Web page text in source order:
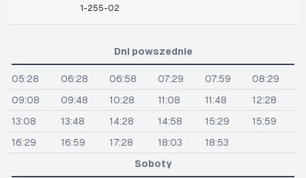
1-255-02
Dni powszednie
05:28 06:28 06:58 07:29 07:59
08:29
09:08
09:48 10:28 11:08 11:48
12:28
13:08
13:48 14:28 14:58 15:29
15:59
16:29
16:59 17:28 18:03
18:53
Soboty